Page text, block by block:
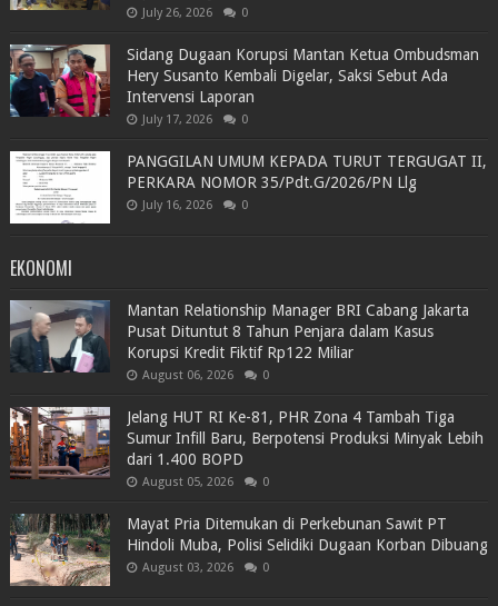
July 26, 2026 0
Sidang Dugaan Korupsi Mantan Ketua Ombudsman
Hery Susanto Kembali Digelar, Saksi Sebut Ada
Intervensi Laporan
July 17, 2026 0
PANGGILAN UMUM KEPADA TURUT TERGUGAT II,
PERKARA NOMOR 35/Pdt.G/2026/PN Llg
July 16, 2026 0
EKONOMI
Mantan Relationship Manager BRI Cabang Jakarta
Pusat Dituntut 8 Tahun Penjara dalam Kasus
Korupsi Kredit Fiktif Rp122 Miliar
August 06, 2026 0
Jelang HUT RI Ke-81, PHR Zona 4 Tambah Tiga
Sumur Infill Baru, Berpotensi Produksi Minyak Lebih
dari 1.400 BOPD
August 05, 2026 0
Mayat Pria Ditemukan di Perkebunan Sawit PT
Hindoli Muba, Polisi Selidiki Dugaan Korban Dibuang
August 03, 2026 0